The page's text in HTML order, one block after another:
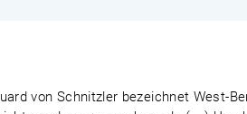
von Schnitzler bezeichnet West-